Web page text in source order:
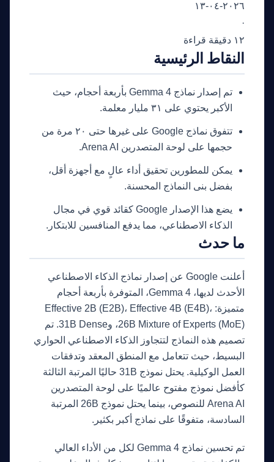
٢٠٢٦-٠٤-١٣
·
١٢ دقيقة قراءة
النقاط الرئيسية
تم إصدار نماذج Gemma 4 بأربعة أحجام، حيث
الأكبر يحتوي على ٣١ مليار معلمة.
تتفوق نماذج Google على غيرها حتى ٢٠ مرة من
حجمها على لوحة المتصدرين Arena AI.
يمكن للمطورين تحقيق أداء عالٍ مع أجهزة أقل،
بفضل بنى النماذج المحسنة.
يضع هذا الإصدار Google كقائد قوي في مجال
الذكاء الاصطناعي، مما يدفع المنافسين للابتكار.
ما حدث
أعلنت Google عن إصدار نماذج الذكاء الاصطناعي
الأحدث لديها، Gemma 4، المتوفرة بأربعة أحجام
متميزة: Effective 2B (E2B)، Effective 4B (E4B)،
26B Mixture of Experts (MoE)، و31B Dense. تم
تصميم هذه النماذج لتتجاوز الذكاء الاصطناعي الحواري
البسيط، حيث تتعامل مع المنطق المعقد وتدفقات
العمل الوكيلية. يحتل نموذج 31B حاليًا المرتبة الثالثة
كأفضل نموذج مفتوح عالميًا على لوحة المتصدرين
Arena AI للنصوص، بينما يحتل نموذج 26B المرتبة
السادسة، متفوقًا على نماذج أكبر بكثير.
تم تحسين نماذج Gemma 4 لكل من الأداء العالي